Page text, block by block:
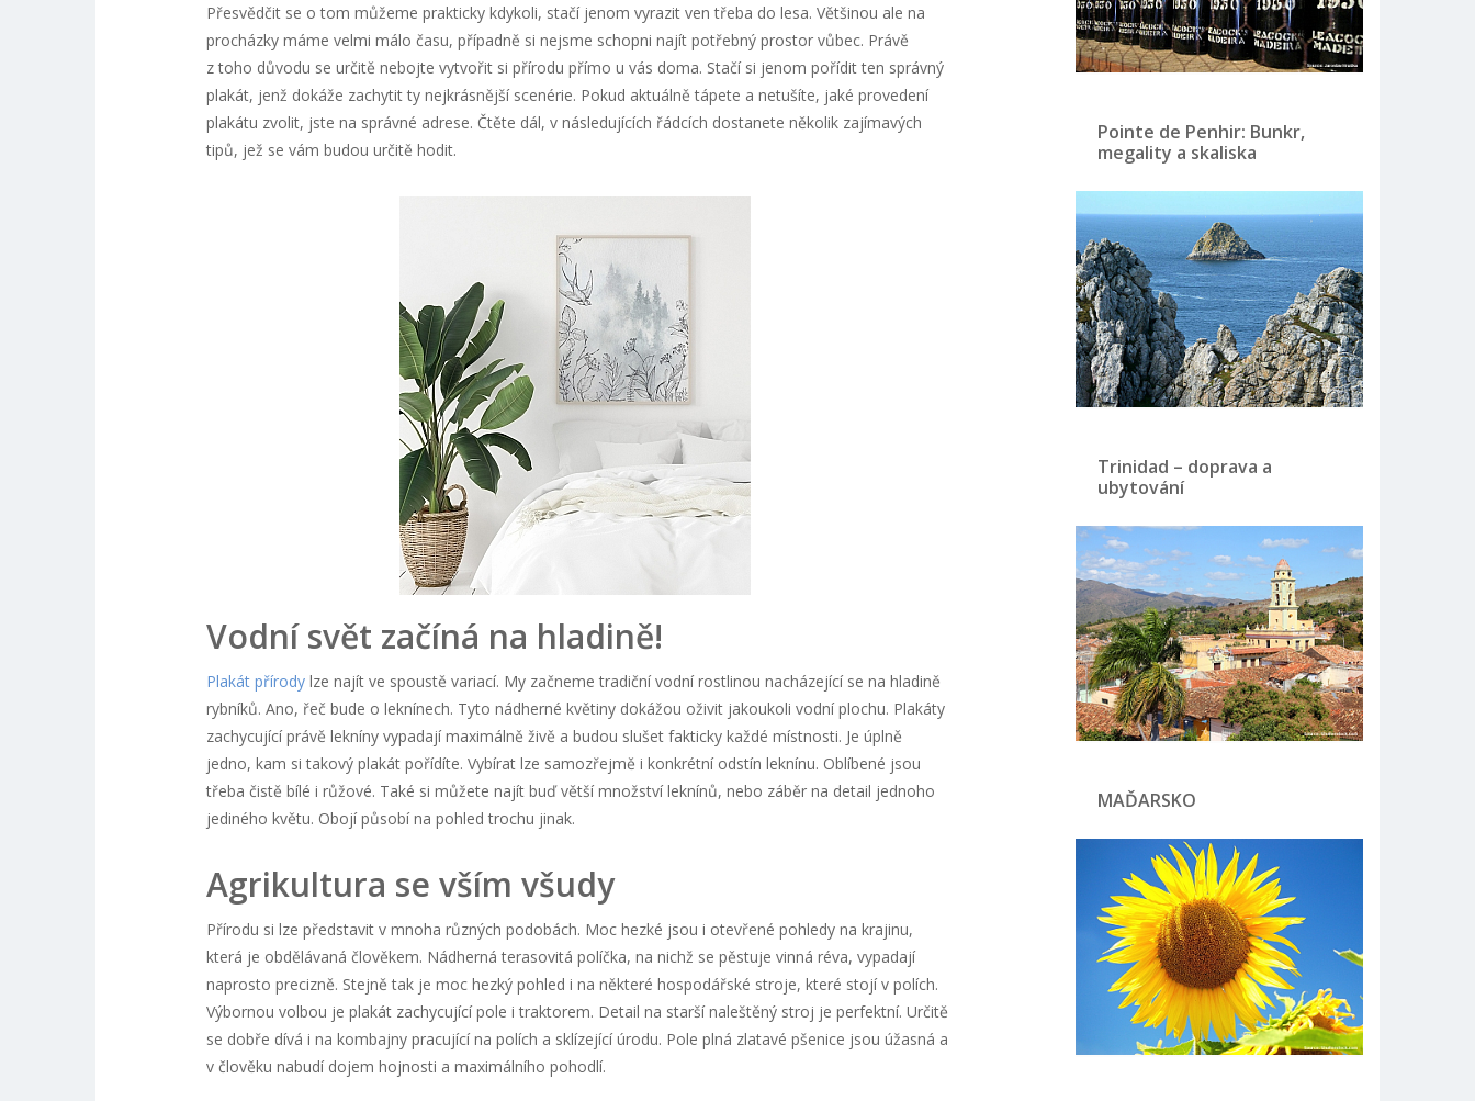
Přesvědčit se o tom můžeme prakticky kdykoli, stačí jenom vyrazit ven třeba do lesa. Většinou ale na
procházky máme velmi málo času, případně si nejsme schopni najít potřebný prostor vůbec. Právě
z toho důvodu se určitě nebojte vytvořit si přírodu přímo u vás doma. Stačí si jenom pořídit ten správný
plakát, jenž dokáže zachytit ty nejkrásnější scenérie. Pokud aktuálně tápete a netušíte, jaké provedení
plakátu zvolit, jste na správné adrese. Čtěte dál, v následujících řádcích dostanete několik zajímavých
tipů, jež se vám budou určitě hodit.
Vodní svět začíná na hladině!
Plakát přírodylze najít ve spoustě variací. My začneme tradiční vodní rostlinou nacházející se na hladině
rybníků. Ano, řeč bude o leknínech. Tyto nádherné květiny dokážou oživit jakoukoli vodní plochu. Plakáty
zachycující právě lekníny vypadají maximálně živě a budou slušet fakticky každé místnosti. Je úplně
jedno, kam si takový plakát pořídíte. Vybírat lze samozřejmě i konkrétní odstín leknínu. Oblíbené jsou
třeba čistě bílé i růžové. Také si můžete najít buď větší množství leknínů, nebo záběr na detail jednoho
jediného květu. Obojí působí na pohled trochu jinak.
Agrikultura se vším všudy
Přírodu si lze představit v mnoha různých podobách. Moc hezké jsou i otevřené pohledy na krajinu,
která je obdělávaná člověkem. Nádherná terasovitá políčka, na nichž se pěstuje vinná réva, vypadají
naprosto precizně. Stejně tak je moc hezký pohled i na některé hospodářské stroje, které stojí v polích.
Výbornou volbou je plakát zachycující pole i traktorem. Detail na starší naleštěný stroj je perfektní. Určitě
se dobře dívá i na kombajny pracující na polích a sklízející úrodu. Pole plná zlatavé pšenice jsou úžasná a
v člověku nabudí dojem hojnosti a maximálního pohodlí.
Pointe de Penhir: Bunkr,
megality a skaliska
Trinidad – doprava a
ubytování
MAĎARSKO